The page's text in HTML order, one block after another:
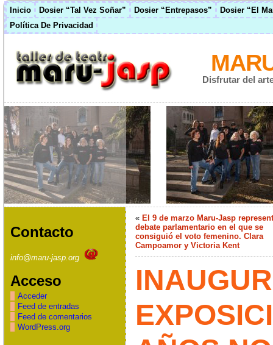
Inicio Dosier “Tal Vez Soñar” Dosier “Entrepasos”
Dosier “El
Política De Privacidad
Disfrutar del
Contacto
info@maru-jasp.org
Acceso
Acceder
Feed de entradas
Feed de comentarios
WordPress.org
« El 9 de marzo Maru-Jasp
debate parlamentario en el que se
consiguió el voto femenino. Clara
Campoamor y Victoria Kent